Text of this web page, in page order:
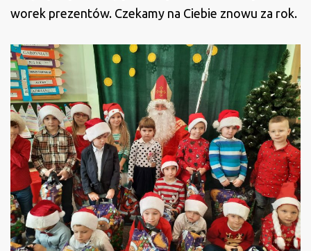
worek prezentów. Czekamy na Ciebie znowu za rok.